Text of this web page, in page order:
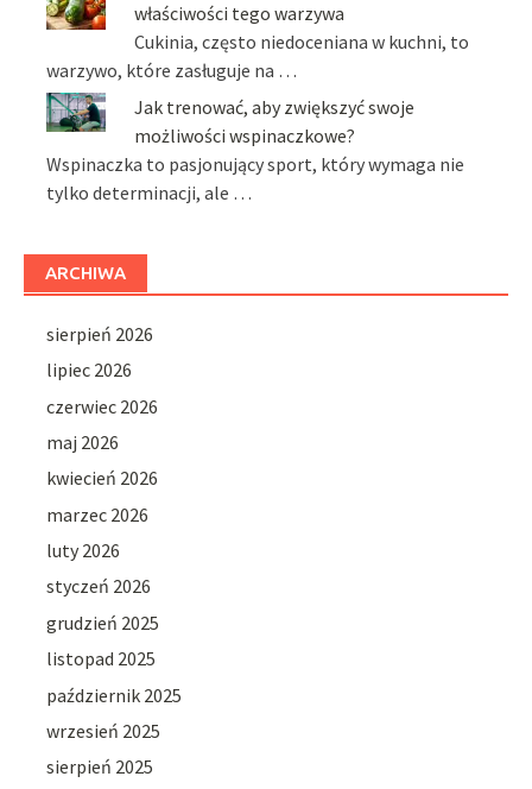
właściwości tego warzywa
Cukinia, często niedoceniana w kuchni, to
warzywo, które zasługuje na …
Jak trenować, aby zwiększyć swoje
możliwości wspinaczkowe?
Wspinaczka to pasjonujący sport, który wymaga nie
tylko determinacji, ale …
ARCHIWA
sierpień 2026
lipiec 2026
czerwiec 2026
maj 2026
kwiecień 2026
marzec 2026
luty 2026
styczeń 2026
grudzień 2025
listopad 2025
październik 2025
wrzesień 2025
sierpień 2025